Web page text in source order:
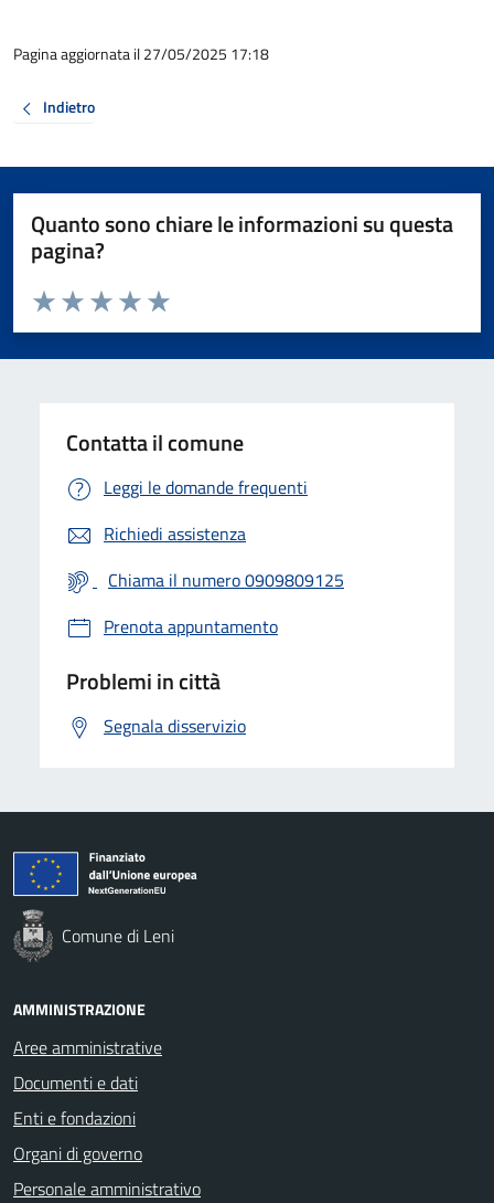
Pagina aggiornata il 27/05/2025 17:18
Indietro
Quanto sono chiare le informazioni su questa
pagina?
Valuta da 1 a 5 stelle la pagina
Valuta 5 stelle su 5
Valuta 4 stelle su 5
Valuta 3 stelle su 5
Valuta 2 stelle su 5
Valuta 1 stelle su 5
Contatta il comune
Leggi le domande frequenti
Richiedi assistenza
Chiama il numero 0909809125
Prenota appuntamento
Problemi in città
Segnala disservizio
Comune di Leni
AMMINISTRAZIONE
Aree amministrative
Documenti e dati
Enti e fondazioni
Organi di governo
Personale amministrativo